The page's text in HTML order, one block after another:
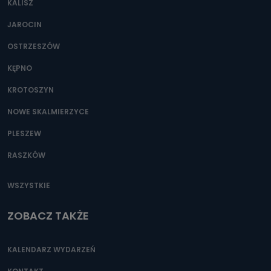
Można to zrobić pod numerem telefonu 62 735-51-05 lub
KALISZ
JAROCIN
OSTRZESZÓW
KĘPNO
KROTOSZYN
NOWE SKALMIERZYCE
PLESZEW
RASZKÓW
WSZYSTKIE
ZOBACZ TAKŻE
KALENDARZ WYDARZEŃ